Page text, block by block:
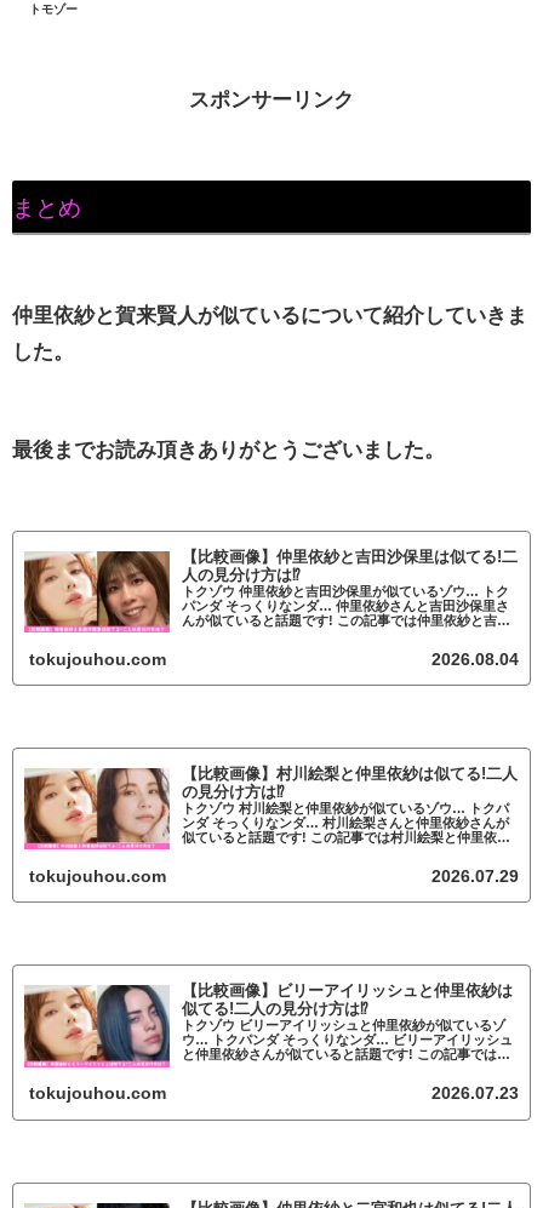
トモゾー
スポンサーリンク
まとめ
仲里依紗と賀来賢人が似ているについて紹介していきま
した。
最後までお読み頂きありがとうございました。
【比較画像】仲里依紗と吉田沙保里は似てる!二
人の見分け方は⁉
トクゾウ 仲里依紗と吉田沙保里が似ているゾウ… トク
パンダ そっくりなンダ… 仲里依紗さんと吉田沙保里さ
んが似ていると話題です! この記事では仲里依紗と吉田
tokujouhou.com 2026.08.04
【比較画像】村川絵梨と仲里依紗は似てる!二人
の見分け方は⁉
トクゾウ 村川絵梨と仲里依紗が似ているゾウ… トクパ
ンダ そっくりなンダ… 村川絵梨さんと仲里依紗さんが
似ていると話題です! この記事では村川絵梨と仲里依紗
tokujouhou.com 2026.07.29
【比較画像】ビリーアイリッシュと仲里依紗は
似てる!二人の見分け方は⁉
トクゾウ ビリーアイリッシュと仲里依紗が似ているゾ
ウ… トクパンダ そっくりなンダ… ビリーアイリッシュ
と仲里依紗さんが似ていると話題です! この記事ではビ
tokujouhou.com 2026.07.23